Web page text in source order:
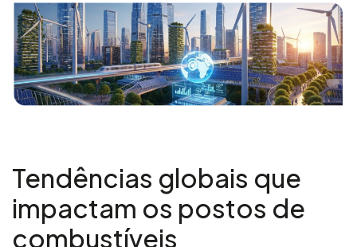
Tendências globais que
impactam os postos de
combustíveis